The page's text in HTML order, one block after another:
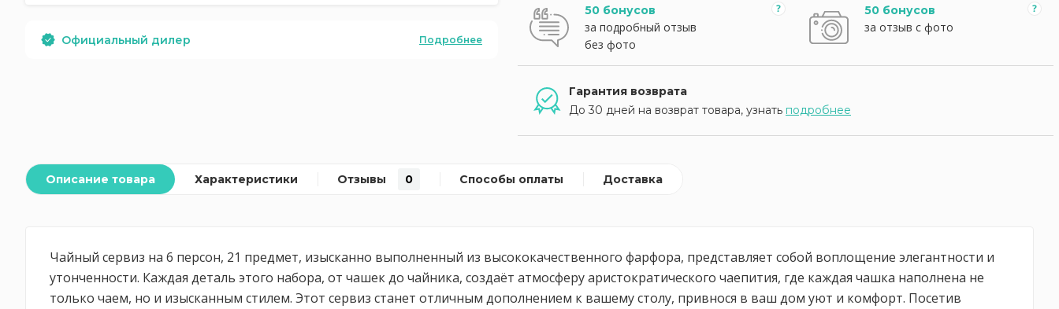
Официальный дилер Подробнее
50 бонусов
за подробный отзыв
без фото
50 бонусов
за отзыв с фото
Гарантия возврата
До 30 дней на возврат товара, узнать подробнее
Описание товара Характеристики Отзывы 0 Способы оплаты Доставка
Чайный сервиз на 6 персон, 21 предмет, изысканно выполненный из высококачественного фарфора, представляет собой воплощение элегантности и
утонченности. Каждая деталь этого набора, от чашек до чайника, создаёт атмосферу аристократического чаепития, где каждая чашка наполнена не
только чаем, но и изысканным стилем. Этот сервиз станет отличным дополнением к вашему столу, привнося в ваш дом уют и комфорт. Посетив